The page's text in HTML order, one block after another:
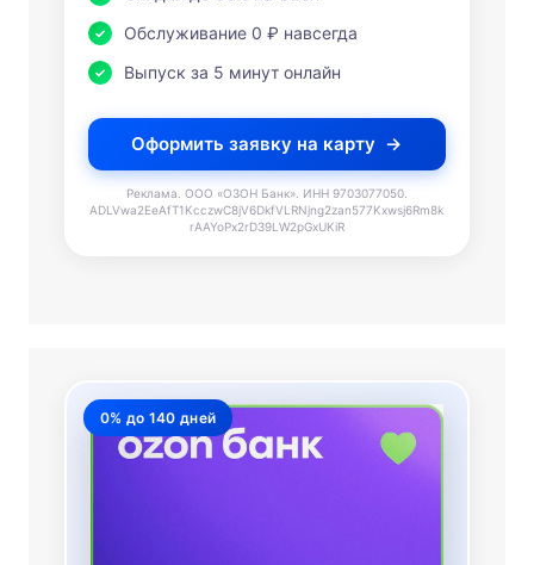
Обслуживание 0 ₽ навсегда
Выпуск за 5 минут онлайн
Оформить заявку на карту
Реклама. ООО «ОЗОН Банк». ИНН 9703077050.
ADLVwa2EeAfT1KcczwC8jV6DkfVLRNjng2zan577Kxwsj6Rm8k
rAAYoPx2rD39LW2pGxUKiR
0% до 140 дней